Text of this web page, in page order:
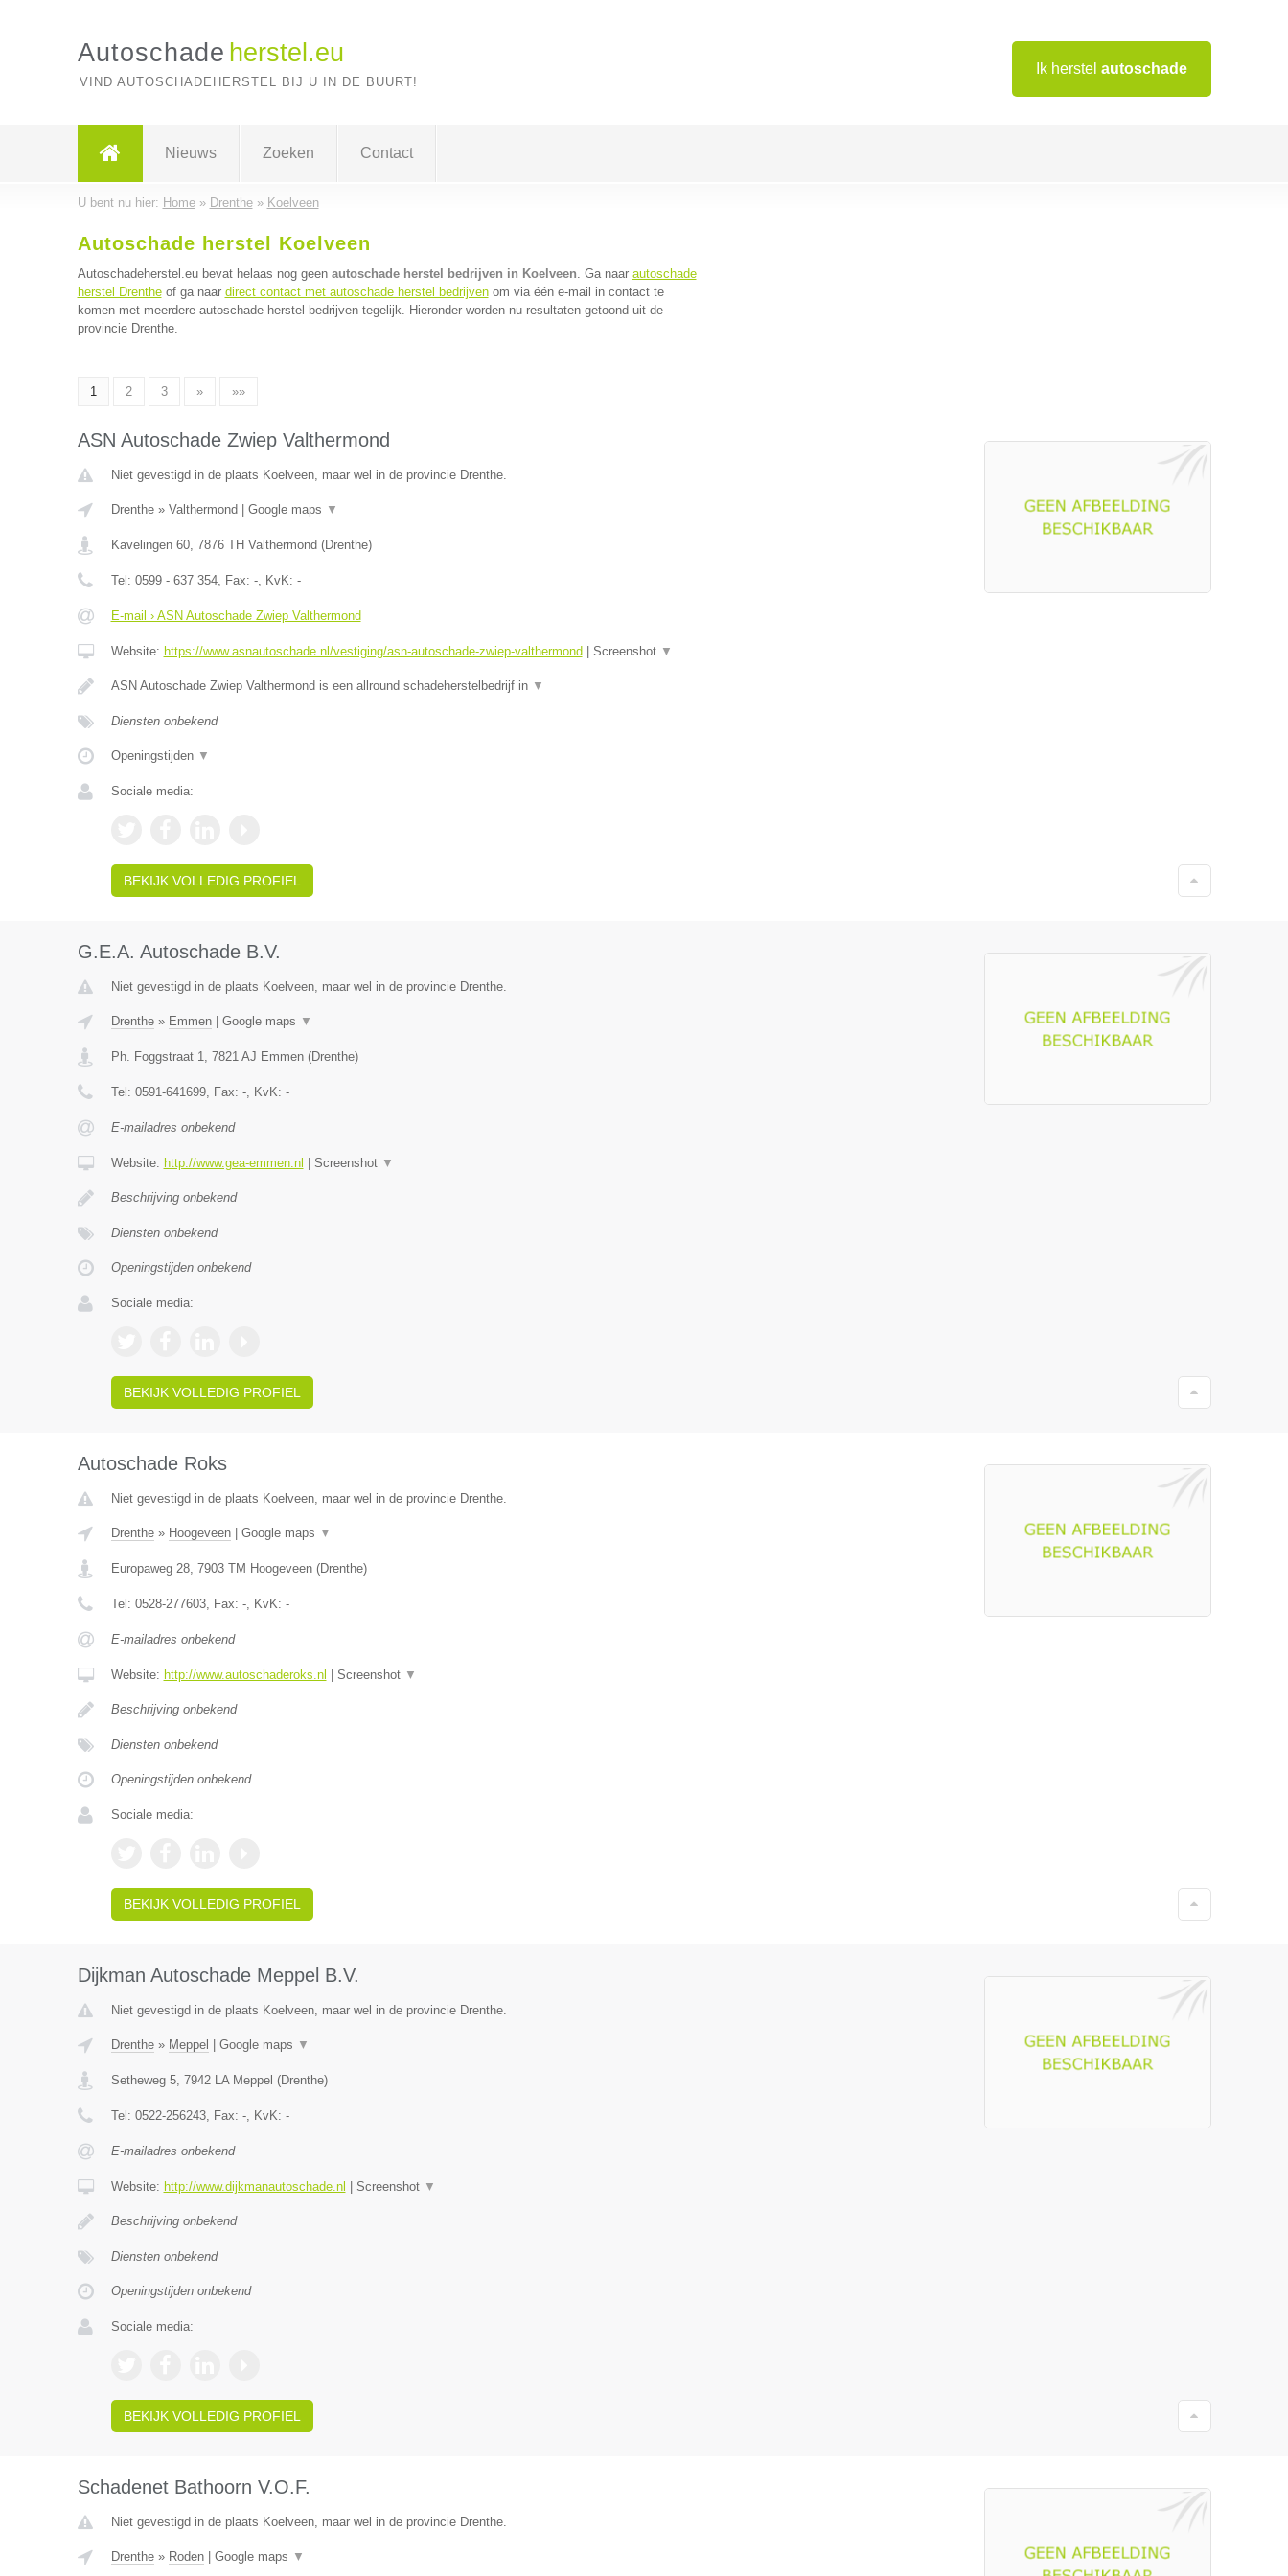
Ik herstel autoschade
Autoschade herstel.eu
VIND AUTOSCHADEHERSTEL BIJ U IN DE BUURT!
Nieuws Zoeken Contact
U bent nu hier: Home» Drenthe» Koelveen
Autoschade herstel Koelveen
Autoschadeherstel.eu bevat helaas nog geen autoschade herstel bedrijven in Koelveen. Ga naar autoschade
herstel Drentheof ga naar direct contact met autoschade herstel bedrijvenom via één e-mail in contact te
komen met meerdere autoschade herstel bedrijven tegelijk. Hieronder worden nu resultaten getoond uit de
provincie Drenthe.
1 2 3 » »»
ASN Autoschade Zwiep Valthermond
Niet gevestigd in de plaats Koelveen, maar wel in de provincie Drenthe.
Drenthe» Valthermond Google maps ▼
Kavelingen 60, 7876 TH Valthermond (Drenthe)
Tel: 0599 - 637 354, Fax: -, KvK: -
E-mail › ASN Autoschade Zwiep Valthermond
Website: https://www.asnautoschade.nl/vestiging/asn-autoschade-zwiep-valthermond Screenshot ▼
ASN Autoschade Zwiep Valthermond is een allround schadeherstelbedrijf in ▼
Diensten onbekend
Openingstijden ▼
Sociale media:
BEKIJK VOLLEDIG PROFIEL
G.E.A. Autoschade B.V.
Niet gevestigd in de plaats Koelveen, maar wel in de provincie Drenthe.
Drenthe» Emmen| Google maps ▼
Ph. Foggstraat 1, 7821 AJ Emmen(Drenthe)
Tel: 0591-641699, Fax: -, KvK: -
E-mailadres onbekend
Website: http://www.gea-emmen.nl Screenshot ▼
Beschrijving onbekend
Diensten onbekend
Openingstijden onbekend
Sociale media:
BEKIJK VOLLEDIG PROFIEL
Autoschade Roks
Niet gevestigd in de plaats Koelveen, maar wel in de provincie Drenthe.
Drenthe» Hoogeveen| Google maps ▼
Europaweg 28, 7903 TM Hoogeveen(Drenthe)
Tel: 0528-277603, Fax: -, KvK: -
E-mailadres onbekend
Website: http://www.autoschaderoks.nl Screenshot ▼
Beschrijving onbekend
Diensten onbekend
Openingstijden onbekend
Sociale media:
BEKIJK VOLLEDIG PROFIEL
Dijkman Autoschade Meppel B.V.
Niet gevestigd in de plaats Koelveen, maar wel in de provincie Drenthe.
Drenthe» Meppel Google maps ▼
Setheweg 5, 7942 LA Meppel (Drenthe)
Tel: 0522-256243, Fax: -, KvK: -
E-mailadres onbekend
Website: http://www.dijkmanautoschade.nl Screenshot ▼
Beschrijving onbekend
Diensten onbekend
Openingstijden onbekend
Sociale media:
BEKIJK VOLLEDIG PROFIEL
Schadenet Bathoorn V.O.F.
Niet gevestigd in de plaats Koelveen, maar wel in de provincie Drenthe.
Drenthe» Roden| Google maps ▼